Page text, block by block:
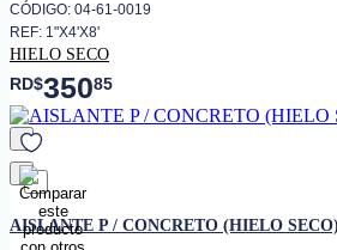
CÓDIGO: 04-61-0019
REF: 1"X4'X8'
HIELO SECO
RD$35085
favorito
AISLANTE P / CONCRETO (HIELO SECO)